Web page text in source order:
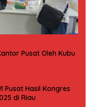
Pusat Oleh Kubu
Pusat Hasil Kongres
di Riau